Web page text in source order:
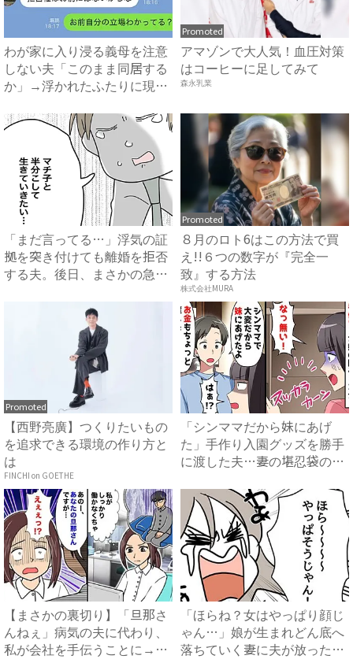
わが家に入り浸る義母を注意
しない夫「このまま同居する
か」→浮かれたふたりに現実
Promoted
アマゾンで大人気！血圧対策
はコーヒーに足してみて
森永乳業
「まだ言ってる…」浮気の証
拠を突き付けても離婚を拒否
する夫。後日、まさかの急展
Promoted
８月のロト6はこの方法で買
え!!６つの数字が『完全一
致』する方法
株式会社MURA
Promoted
【西野亮廣】つくりたいもの
を追求できる環境の作り方と
は
FINCHI on GOETHE
「シンママだから妹にあげ
た」手作り入園グッズを勝手
に渡した夫…妻の堪忍袋の緒
【まさかの裏切り】「旦那さ
んねぇ」病気の夫に代わり、
私が会社を手伝うことに→夫
「ほらね？女はやっぱり顔じ
ゃん…」娘が生まれどん底へ
落ちていく妻に夫が放った衝